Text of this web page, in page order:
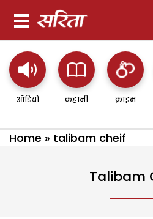
ऑडियो कहानी क्राइम
Home » talibam cheif
Talibam